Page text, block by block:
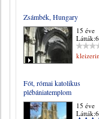
Zsámbék, Hungary
15 éve
Fót, római katolikus
plébániatemplom
15 éve